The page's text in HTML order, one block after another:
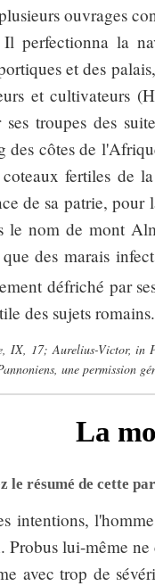
ouvrages
perfectionna la
et des
et cultivateurs
troupes des
côtes de
fertiles de
de sa patrie,
le nom de mont
des marais
défriché par
des sujets romains.
IX, 17; Aurelius-Victor, in
une permission
La
le résumé de cette
intentions,
lui-même
avec trop de